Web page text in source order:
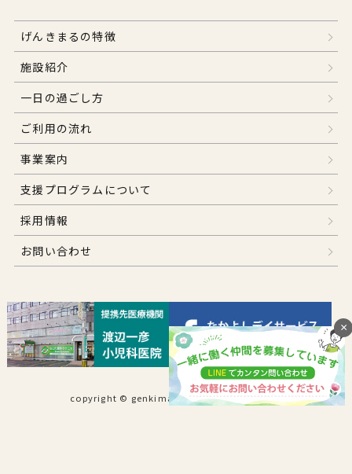
げんきまるの特徴
施設紹介
一日の過ごし方
ご利用の流れ
事業案内
支援プログラムについて
採用情報
お問い合わせ
copyright © genkimaru .All Rights Reserved
×